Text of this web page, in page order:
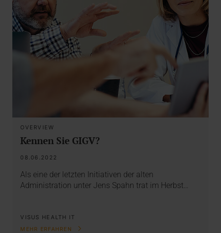
OVERVIEW
Kennen Sie GIGV?
08.06.2022
Als eine der letzten Initiativen der alten
Administration unter Jens Spahn trat im Herbst…
VISUS HEALTH IT
MEHR ERFAHREN